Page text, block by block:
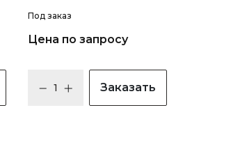
Под заказ
Цена по запросу
Заказать